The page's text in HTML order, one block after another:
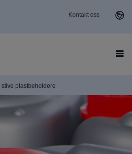
Kontakt oss
stive plastbeholdere